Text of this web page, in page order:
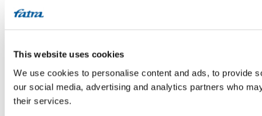
This website uses cookies
We use cookies to personalise content and ads, to provide
our social media, advertising and analytics partners who
their services.